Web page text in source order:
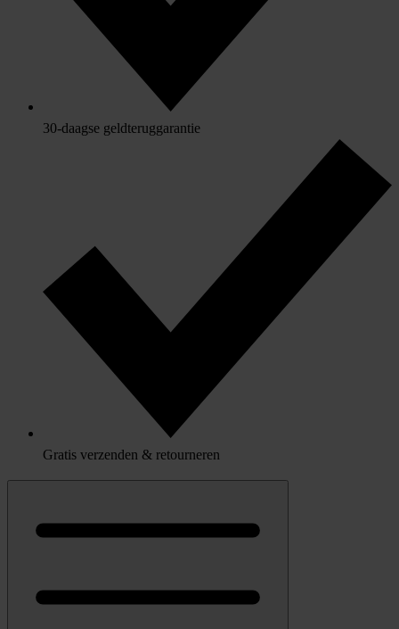
30-daagse geldteruggarantie
Gratis verzenden & retourneren